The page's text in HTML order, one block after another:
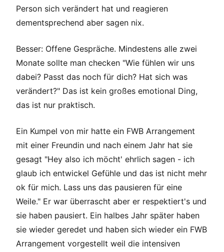
Person sich verändert hat und reagieren
dementsprechend aber sagen nix.
Besser: Offene Gespräche. Mindestens alle zwei
Monate sollte man checken "Wie fühlen wir uns
dabei? Passt das noch für dich? Hat sich was
verändert?" Das ist kein großes emotional Ding,
das ist nur praktisch.
Ein Kumpel von mir hatte ein FWB Arrangement
mit einer Freundin und nach einem Jahr hat sie
gesagt "Hey also ich möcht' ehrlich sagen - ich
glaub ich entwickel Gefühle und das ist nicht mehr
ok für mich. Lass uns das pausieren für eine
Weile." Er war überrascht aber er respektiert's und
sie haben pausiert. Ein halbes Jahr später haben
sie wieder geredet und haben sich wieder ein FWB
Arrangement vorgestellt weil die intensiven